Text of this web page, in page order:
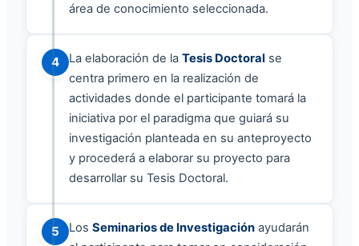
área de conocimiento seleccionada.
4 La elaboración de laTesis Doctoral se
centra primero en la realización de
actividades donde el participante tomará la
iniciativa por el paradigma que guiará su
investigación planteada en su anteproyecto
y procederá a elaborar su proyecto para
desarrollar su Tesis Doctoral.
5 LosSeminarios de Investigación ayudarán